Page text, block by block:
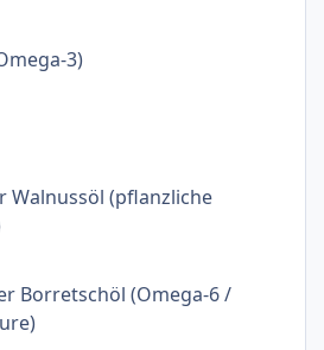
3): 31%
Walnussöl (pflanzliche
: 18%
Borretschöl (Omega-6 /
: 3%